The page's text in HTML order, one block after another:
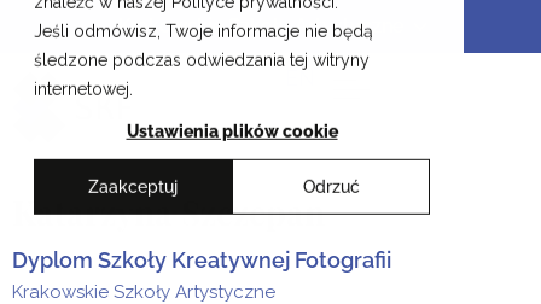
Jeśli odmówisz, Twoje informacje nie będą
śledzone podczas odwiedzania tej witryny
internetowej.
Ustawienia plików cookie
Zaakceptuj Odrzuć
Przejdź
treści
Krakowskie Szkoły Artystyczne
EN
Katarzyna Szczepan
Dyplom Szkoły Kreatywnej Fotografii
Krakowskie Szkoły Artystyczne